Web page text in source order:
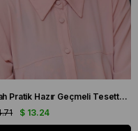
Siyah Pratik Hazır Geçmeli Tesettür Bone Sandy Kumaş Pileli Nervürlü Güllü 1806_01
$ 13.24